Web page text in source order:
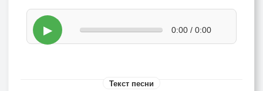
▶ 0:00 / 0:00
Текст песни